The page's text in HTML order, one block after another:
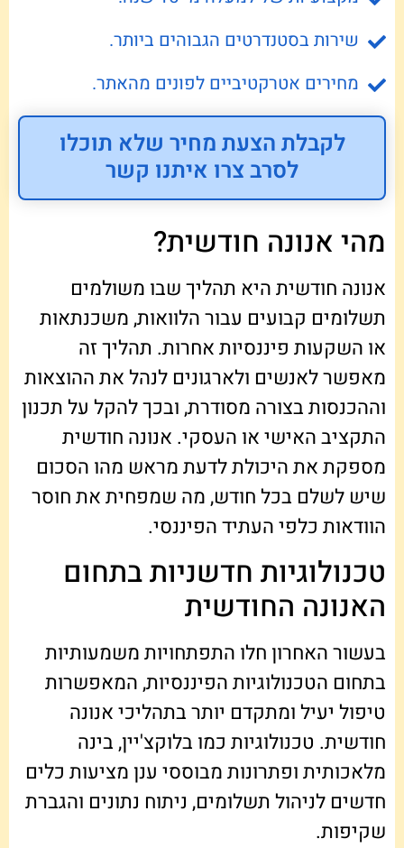
שירות בסטנדרטים הגבוהים ביותר.
מחירים אטרקטיביים לפונים מהאתר.
לקבלת הצעת מחיר שלא תוכלו
לסרב צרו איתנו קשר
מהי אנונה חודשית?
אנונה חודשית היא תהליך שבו משולמים
תשלומים קבועים עבור הלוואות, משכנתאות
או השקעות פיננסיות אחרות. תהליך זה
מאפשר לאנשים ולארגונים לנהל את ההוצאות
וההכנסות בצורה מסודרת, ובכך להקל על תכנון
התקציב האישי או העסקי. אנונה חודשית
מספקת את היכולת לדעת מראש מהו הסכום
שיש לשלם בכל חודש, מה שמפחית את חוסר
הוודאות כלפי העתיד הפיננסי.
טכנולוגיות חדשניות בתחום
האנונה החודשית
בעשור האחרון חלו התפתחויות משמעותיות
בתחום הטכנולוגיות הפיננסיות, המאפשרות
טיפול יעיל ומתקדם יותר בתהליכי אנונה
חודשית. טכנולוגיות כמו בלוקצ'יין, בינה
מלאכותית ופתרונות מבוססי ענן מציעות כלים
חדשים לניהול תשלומים, ניתוח נתונים והגברת
שקיפות.